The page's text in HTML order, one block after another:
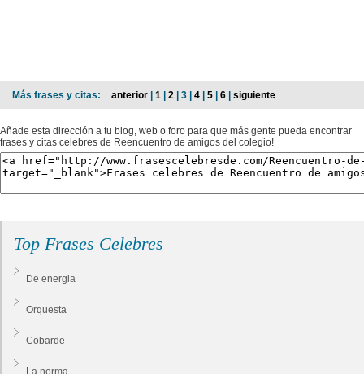
Más frases y citas: anterior | 1 | 2 | 3 | 4 | 5 | 6 | siguiente
Añade esta dirección a tu blog, web o foro para que más gente pueda encontrar
frases y citas celebres de Reencuentro de amigos del colegio!
Top Frases Celebres
De energia
Orquesta
Cobarde
La norma